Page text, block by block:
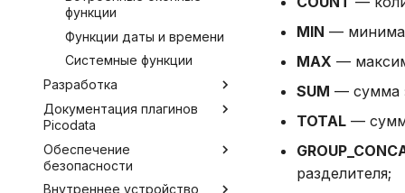
DROP INDEX
DROP PLUGIN
DROP PROCEDURE
DROP ROLE
DROP TABLE
EXPLAIN
GRANT
функции
Функции даты и времени
Системные функции
Разработка
Инструментарий
разработчика
Внешние коннекторы
JDBC
Работа с плагинами
Документация плагинов
Picodata
Обзор доступных плагинов
Argus
Обеспечение
безопасности
Работа в защищенной ОС
Внутреннее устройство
MIN —
MAX —
SUM — сумма
TOTAL —
разделителя;